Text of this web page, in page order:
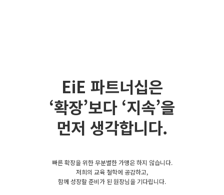
EiE 파트너십은
‘확장’보다 ‘지속’을
먼저 생각합니다.
빠른 확장을 위한 무분별한 가맹은 하지 않습니다.
저희의 교육 철학에 공감하고,
함께 성장할 준비가 된 원장님을 기다립니다.